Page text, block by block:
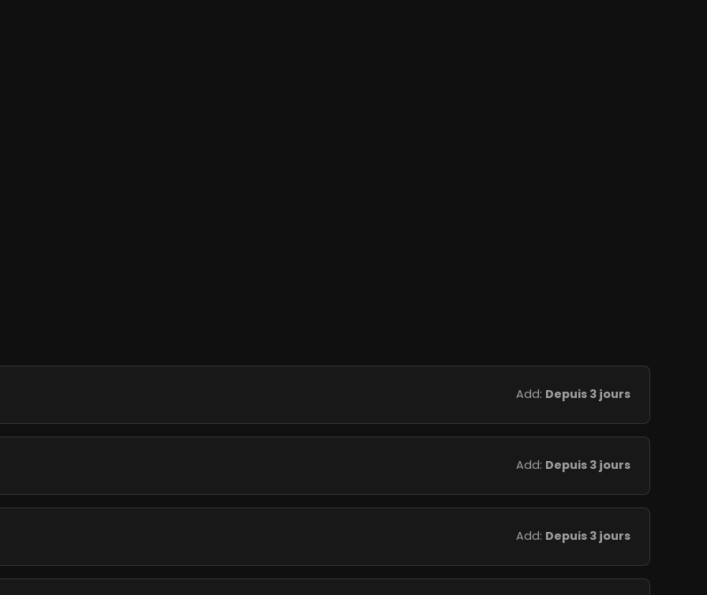
Add: Depuis 3 jours
Add: Depuis 3 jours
Add: Depuis 3 jours